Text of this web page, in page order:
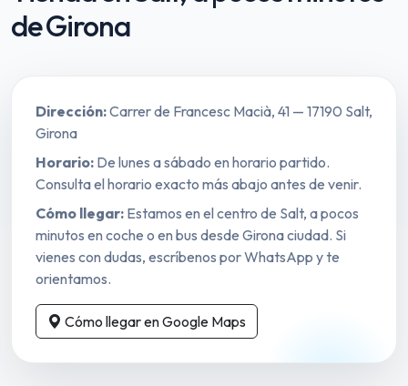
de Girona
Dirección:Carrer de Francesc Macià, 41 — 17190 Salt,
Girona
Horario:De lunes a sábado en horario partido.
Consulta el horario exacto más abajo antes de venir.
Cómo llegar:Estamos en el centro de Salt, a pocos
minutos en coche o en bus desde Girona ciudad. Si
vienes con dudas, escríbenos por WhatsApp y te
orientamos.
Cómo llegar en Google Maps